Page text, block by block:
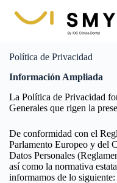
contenido
Política de Privacidad
Información Ampliada
La Política de Privacidad
Generales que rigen la
De conformidad con el
Parlamento Europeo y del
Datos Personales
así como la normativa
informamos de lo siguiente: